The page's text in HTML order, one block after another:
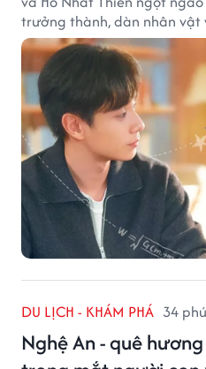
trưởng thành, dàn nhân
DU LỊCH - KHÁM PHÁ 34
Nghệ An - quê